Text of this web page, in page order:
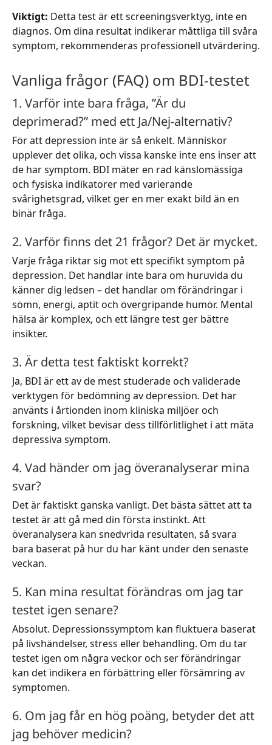
Viktigt: Detta test är ett screeningsverktyg, inte en
diagnos. Om dina resultat indikerar måttliga till svåra
symptom, rekommenderas professionell utvärdering.
Vanliga frågor (FAQ) om BDI-testet
1. Varför inte bara fråga, ”Är du
deprimerad?” med ett Ja/Nej-alternativ?
För att depression inte är så enkelt. Människor
upplever det olika, och vissa kanske inte ens inser att
de har symptom. BDI mäter en rad känslomässiga
och fysiska indikatorer med varierande
svårighetsgrad, vilket ger en mer exakt bild än en
binär fråga.
2. Varför finns det 21 frågor? Det är mycket.
Varje fråga riktar sig mot ett specifikt symptom på
depression. Det handlar inte bara om huruvida du
känner dig ledsen – det handlar om förändringar i
sömn, energi, aptit och övergripande humör. Mental
hälsa är komplex, och ett längre test ger bättre
insikter.
3. Är detta test faktiskt korrekt?
Ja, BDI är ett av de mest studerade och validerade
verktygen för bedömning av depression. Det har
använts i årtionden inom kliniska miljöer och
forskning, vilket bevisar dess tillförlitlighet i att mäta
depressiva symptom.
4. Vad händer om jag överanalyserar mina
svar?
Det är faktiskt ganska vanligt. Det bästa sättet att ta
testet är att gå med din första instinkt. Att
överanalysera kan snedvrida resultaten, så svara
bara baserat på hur du har känt under den senaste
veckan.
5. Kan mina resultat förändras om jag tar
testet igen senare?
Absolut. Depressionssymptom kan fluktuera baserat
på livshändelser, stress eller behandling. Om du tar
testet igen om några veckor och ser förändringar
kan det indikera en förbättring eller försämring av
symptomen.
6. Om jag får en hög poäng, betyder det att
jag behöver medicin?